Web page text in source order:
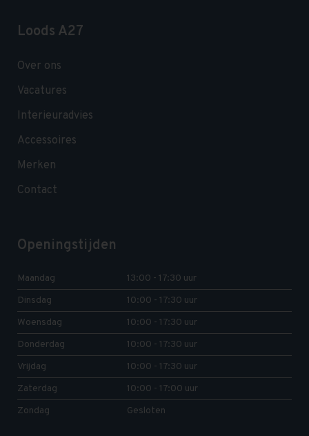
Loods A27
Over ons
Vacatures
Interieuradvies
Accessoires
Merken
Contact
Openingstijden
Maandag
13:00 - 17:30 uur
Dinsdag
10:00 - 17:30 uur
Woensdag
10:00 - 17:30 uur
Donderdag
10:00 - 17:30 uur
Vrijdag
10:00 - 17:30 uur
Zaterdag
10:00 - 17:00 uur
Zondag
Gesloten